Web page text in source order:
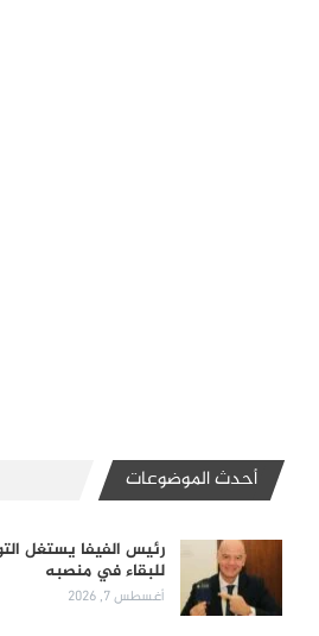
أحدث الموضوعات
رئيس الفيفا يستغل
للبقاء في منصبه
أغسطس 7, 2026